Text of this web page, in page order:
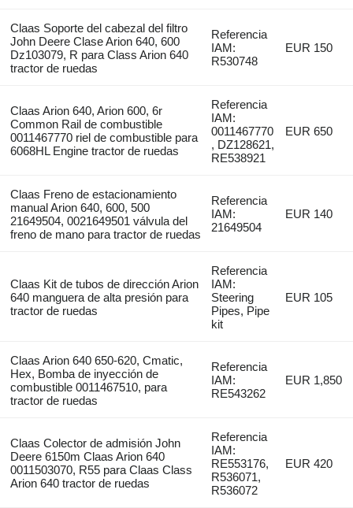
Claas Soporte del cabezal del filtro
John Deere Clase Arion 640, 600
Dz103079, R para Class Arion 640
tractor de ruedas
Referencia
IAM:
R530748
EUR 150
Claas Arion 640, Arion 600, 6r
Common Rail de combustible
0011467770 riel de combustible para
6068HL Engine tractor de ruedas
Referencia
IAM:
0011467770
, DZ128621,
RE538921
EUR 650
Claas Freno de estacionamiento
manual Arion 640, 600, 500
21649504, 0021649501 válvula del
freno de mano para tractor de ruedas
Referencia
IAM:
21649504
EUR 140
Claas Kit de tubos de dirección Arion
640 manguera de alta presión para
tractor de ruedas
Referencia
IAM:
Steering
Pipes, Pipe
kit
EUR 105
Claas Arion 640 650-620, Cmatic,
Hex, Bomba de inyección de
combustible 0011467510, para
tractor de ruedas
Referencia
IAM:
RE543262
EUR 1,850
Claas Colector de admisión John
Deere 6150m Claas Arion 640
0011503070, R55 para Claas Class
Arion 640 tractor de ruedas
Referencia
IAM:
RE553176,
R536071,
R536072
EUR 420